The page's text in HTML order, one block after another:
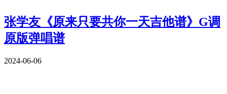
张学友《原来只要共你一天吉他谱》G调
原版弹唱谱
2024-06-06